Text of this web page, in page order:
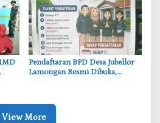
Pendaftaran BPD Desa Jubellor
Lamongan Resmi Dibuka,
View More